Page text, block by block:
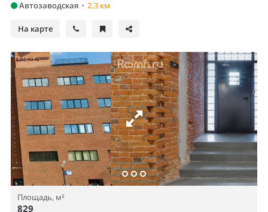
Автозаводская • 2.3 км
На карте
Площадь, м²
829